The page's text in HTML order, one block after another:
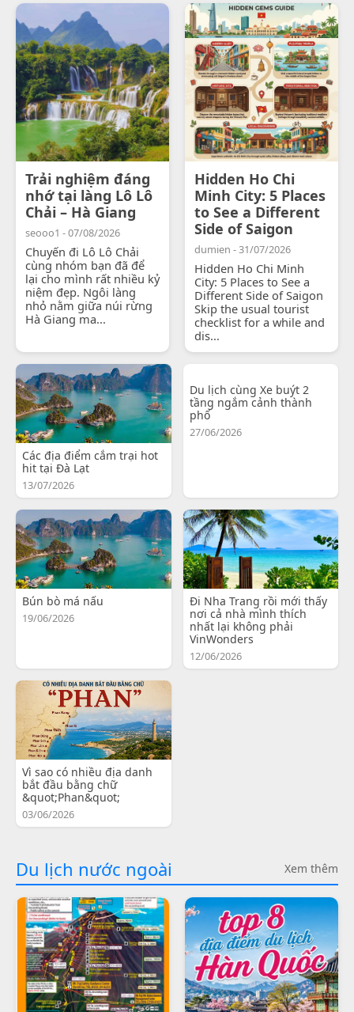
Trải nghiệm đáng
nhớ tại làng Lô Lô
Chải – Hà Giang
seooo1 - 07/08/2026
Chuyến đi Lô Lô Chải
cùng nhóm bạn đã để
lại cho mình rất nhiều kỷ
niệm đẹp. Ngôi làng
nhỏ nằm giữa núi rừng
Hà Giang ma...
Hidden Ho Chi
Minh City: 5 Places
to See a Different
Side of Saigon
dumien - 31/07/2026
Hidden Ho Chi Minh
City: 5 Places to See a
Different Side of Saigon
Skip the usual tourist
checklist for a while and
dis...
Các địa điểm cắm trại hot
hit tại Đà Lạt
13/07/2026
Du lịch cùng Xe buýt 2
tầng ngắm cảnh thành
phố
27/06/2026
Bún bò má nấu
19/06/2026
Đi Nha Trang rồi mới thấy
nơi cả nhà mình thích
nhất lại không phải
VinWonders
12/06/2026
Vì sao có nhiều địa danh
bắt đầu bằng chữ
&quot;Phan&quot;
03/06/2026
Du lịch nước ngoài Xem thêm